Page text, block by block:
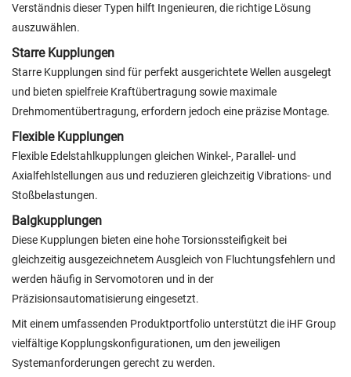
Verständnis dieser Typen hilft Ingenieuren, die richtige Lösung
auszuwählen.
Starre Kupplungen
Starre Kupplungen sind für perfekt ausgerichtete Wellen ausgelegt
und bieten spielfreie Kraftübertragung sowie maximale
Drehmomentübertragung, erfordern jedoch eine präzise Montage.
Flexible Kupplungen
Flexible Edelstahlkupplungen gleichen Winkel-, Parallel- und
Axialfehlstellungen aus und reduzieren gleichzeitig Vibrations- und
Stoßbelastungen.
Balgkupplungen
Diese Kupplungen bieten eine hohe Torsionssteifigkeit bei
gleichzeitig ausgezeichnetem Ausgleich von Fluchtungsfehlern und
werden häufig in Servomotoren und in der
Präzisionsautomatisierung eingesetzt.
Mit einem umfassenden Produktportfolio unterstützt die iHF Group
vielfältige Kopplungskonfigurationen, um den jeweiligen
Systemanforderungen gerecht zu werden.